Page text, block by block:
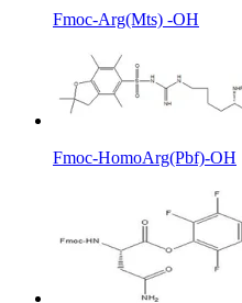
Fmoc-Arg(Mts) -OH
Fmoc-HomoArg(Pbf)-OH